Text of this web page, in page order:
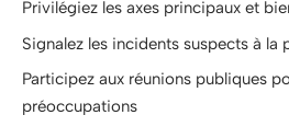
Privilégiez les axes principaux et
Signalez les incidents suspects à la
Participez aux réunions publiques
préoccupations